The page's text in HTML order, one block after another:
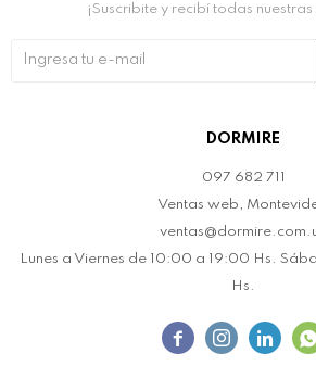
DORMIRE
097 682 711
Ventas web,
Lunes a Viernes de 10:00 a 19:00 Hs.
Hs.
   
¡Suscribite y recibí todas